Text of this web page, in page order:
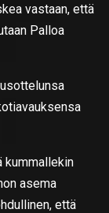
vastaan, että
Palloa
kummallekin
asema
että